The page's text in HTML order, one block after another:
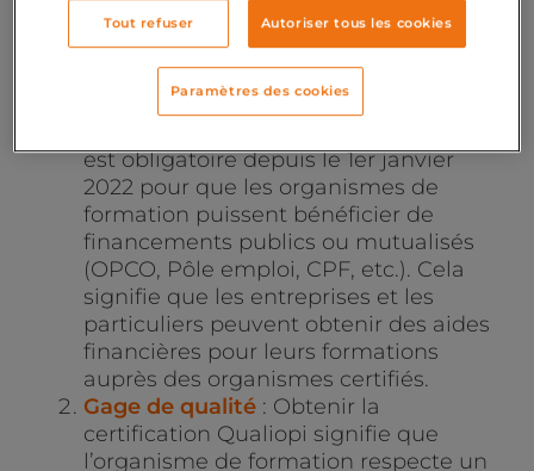
Pourquoi Qualiopi est-elle importante ?
Accès aux financements publics et
est obligatoire depuis le 1er janvier
2022 pour que les organismes de
formation puissent bénéficier de
financements publics ou mutualisés
(OPCO, Pôle emploi, CPF, etc.). Cela
signifie que les entreprises et les
particuliers peuvent obtenir des aides
financières pour leurs formations
auprès des organismes certifiés.
Gage de qualité : Obtenir la
certification Qualiopi signifie que
l’organisme de formation respecte un
Tout refuser Autoriser tous les cookies
Paramètres des cookies